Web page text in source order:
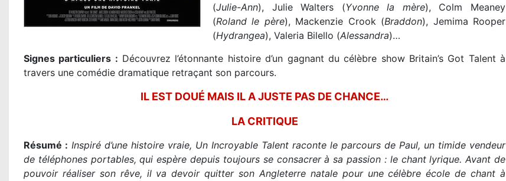
(Julie-Ann), Julie Walters (Yvonne la mère), Colm Meaney
(Roland le père), Mackenzie Crook (Braddon), Jemima Rooper
(Hydrangea), Valeria Bilello (Alessandra)…
Signes particuliers : Découvrez l’étonnante histoire d’un gagnant du célèbre show Britain’s Got Talent à
travers une comédie dramatique retraçant son parcours.
IL EST DOUÉ MAIS IL A JUSTE PAS DE CHANCE…
LA CRITIQUE
Résumé : Inspiré d’une histoire vraie, Un Incroyable Talent raconte le parcours de Paul, un timide vendeur
de téléphones portables, qui espère depuis toujours se consacrer à sa passion : le chant lyrique. Avant de
pouvoir réaliser son rêve, il va devoir quitter son Angleterre natale pour une célèbre école de chant à